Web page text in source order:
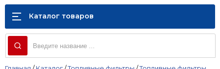
Каталог товаров